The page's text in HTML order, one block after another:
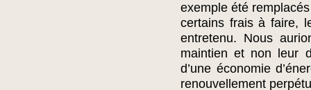
exemple été
certains frais à faire,
entretenu. Nous
maintien et non leur
d’une économie
renouvellement